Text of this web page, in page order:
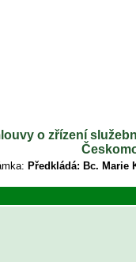
o zřízení
Předkládá: Bc.